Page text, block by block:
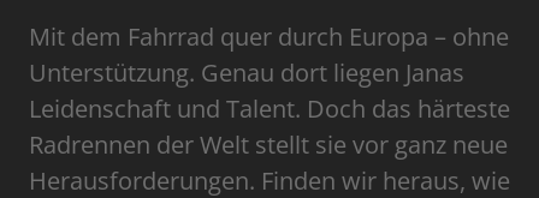
Mit dem Fahrrad quer durch Europa – ohne
Unterstützung. Genau dort liegen Janas
Leidenschaft und Talent. Doch das härteste
Radrennen der Welt stellt sie vor ganz neue
Herausforderungen. Finden wir heraus, wie